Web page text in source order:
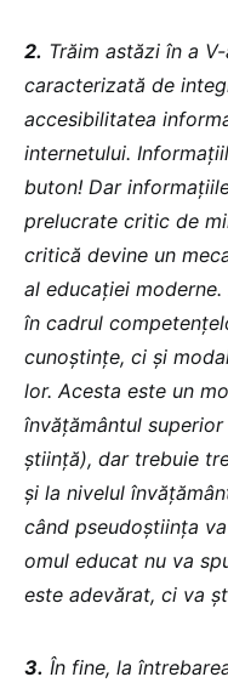
2. Trăim astăzi în a
caracterizată de
accesibilitatea
internetului.
buton! Dar
prelucrate critic de
critică devine un
al educației
în cadrul
cunoștințe, ci și
lor. Acesta este un
învățământul
știință), dar trebuie
și la nivelul
când pseudoștiința
omul educat nu va
este adevărat, ci va
3. În fine, la